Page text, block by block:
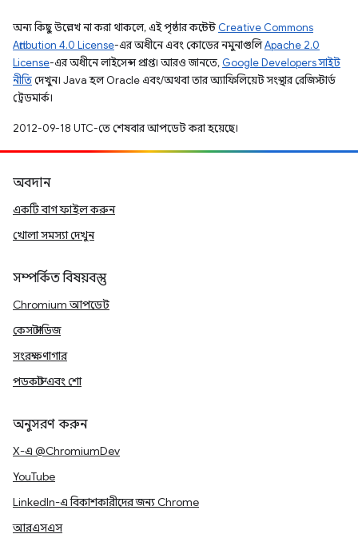
অন্য কিছু উল্লেখ না করা থাকলে, এই পৃষ্ঠার কন্টেন্ট Creative Commons
Attribution 4.0 License-এর অধীনে এবং কোডের নমুনাগুলিApache 2.0
License-এর অধীনে লাইসেন্স প্রাপ্ত। আরও জানতে, Google Developers সাইট
নীতিদেখুন। Java হল Oracle এবং/অথবা তার অ্যাফিলিয়েট সংস্থার রেজিস্টার্ড
ট্রেডমার্ক।
2012-09-18 UTC-তে শেষবার আপডেট করা হয়েছে।
অবদান
একটি বাগ ফাইল করুন
খোলা সমস্যা দেখুন
সম্পর্কিত বিষয়বস্তু
Chromium আপডেট
কেস স্টাডিজ
সংরক্ষণাগার
পডকাস্ট এবং শো
অনুসরণ করুন
X-এ @ChromiumDev
YouTube
LinkedIn-এ বিকাশকারীদের জন্য Chrome
আরএসএস